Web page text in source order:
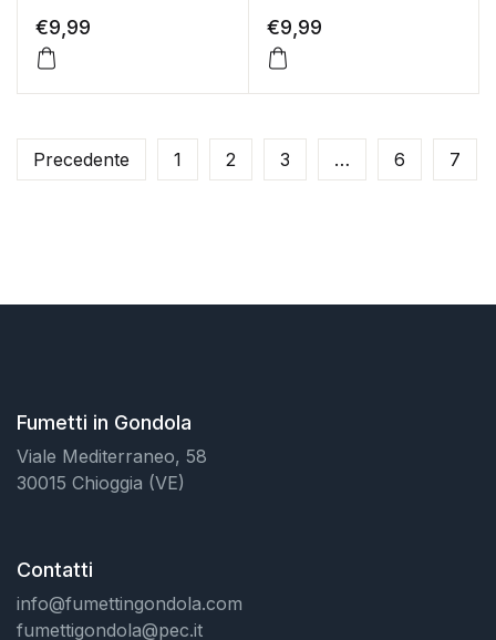
€9,99 €9,99
Precedente 1 2 3 … 6 7
Fumetti in Gondola
Viale Mediterraneo, 58
30015 Chioggia (VE)
Contatti
info@fumettingondola.com
fumettigondola@pec.it